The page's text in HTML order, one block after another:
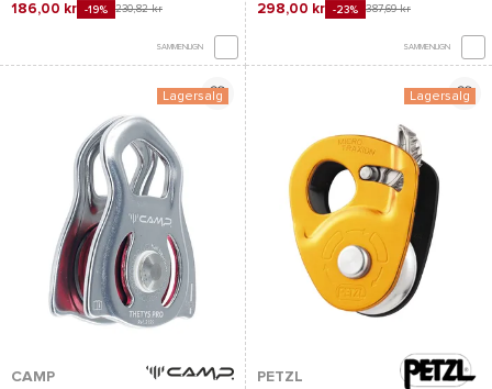
186,00 kr -19% 230,82 kr
SAMMENLIGN
298,00 kr -23% 387,69 kr
SAMMENLIGN
Lagersalg
CAMP
Lagersalg
PETZL